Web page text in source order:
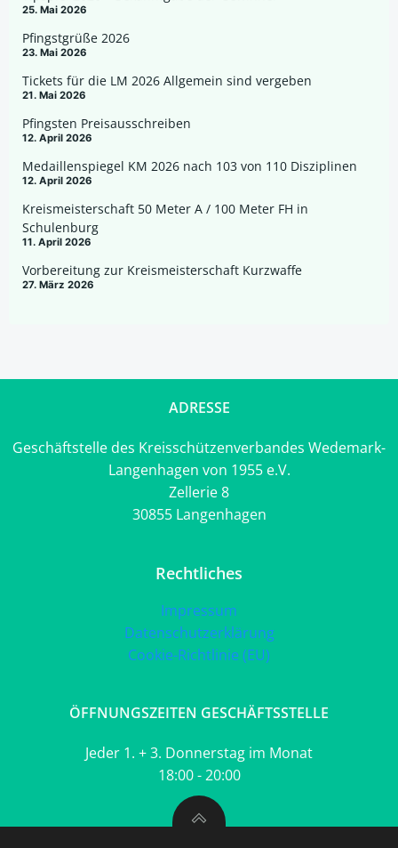
25. Mai 2026
Pfingstgrüße 2026
23. Mai 2026
Tickets für die LM 2026 Allgemein sind vergeben
21. Mai 2026
Pfingsten Preisausschreiben
12. April 2026
Medaillenspiegel KM 2026 nach 103 von 110 Disziplinen
12. April 2026
Kreismeisterschaft 50 Meter A / 100 Meter FH in
Schulenburg
11. April 2026
Vorbereitung zur Kreismeisterschaft Kurzwaffe
27. März 2026
ADRESSE
Geschäftstelle des Kreisschützenverbandes Wedemark-
Langenhagen von 1955 e.V.
Zellerie 8
30855 Langenhagen
Rechtliches
Impressum
Datenschutzerklärung
Cookie-Richtlinie (EU)
ÖFFNUNGSZEITEN GESCHÄFTSSTELLE
Jeder 1. + 3. Donnerstag im Monat
18:00 - 20:00